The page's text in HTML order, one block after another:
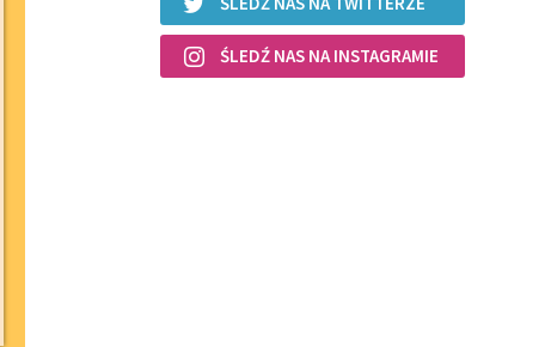
ŚLEDŹ NAS NA INSTAGRAMIE